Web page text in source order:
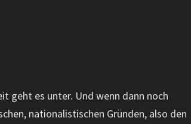
geht es unter. Und wenn dann noch
nationalistischen Gründen, also den